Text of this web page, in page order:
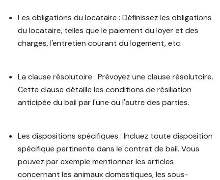
Les obligations du locataire : Définissez les obligations
du locataire, telles que le paiement du loyer et des
charges, l'entretien courant du logement, etc.
La clause résolutoire : Prévoyez une clause résolutoire.
Cette clause détaille les conditions de résiliation
anticipée du bail par l'une ou l'autre des parties.
Les dispositions spécifiques : Incluez toute disposition
spécifique pertinente dans le contrat de bail. Vous
pouvez par exemple mentionner les articles
concernant les animaux domestiques, les sous-